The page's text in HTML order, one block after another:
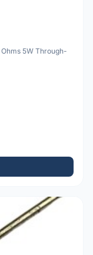
5W Through-